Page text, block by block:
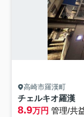
高崎市羅漢町
チェルキオ羅漢
8.9万円 管理/共